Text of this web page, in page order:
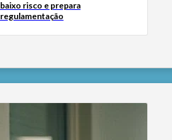
baixo risco e prepara
regulamentação